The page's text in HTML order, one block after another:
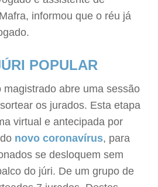
informou que o réu já
POPULAR
magistrado abre uma sessão
os jurados. Esta etapa
virtual e antecipada por
novo coronavírus, para
se desloquem sem
do júri. De um grupo de